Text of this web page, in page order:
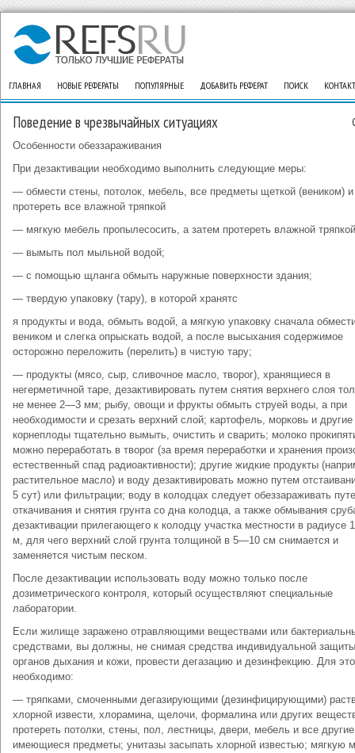
ГЛАВНАЯ НОВЫЕ РЕФЕРАТЫ ПОПУЛЯРНЫЕ ДОБАВИТЬ РЕФЕРАТ ПОИСК
Поведение в чрезвычайных ситуациях
Особенности обеззараживания
При дезактивации необходимо выполнить следующие меры:
— обмести стены, потолок, мебель, все предметы щеткой (веником) и
протереть все влажной тряпкой
— мягкую мебель пропылесосить, а затем протереть влажной
— вымыть пол мыльной водой;
— с помощью щланга обмыть наружные поверхности здания;
— твердую упаковку (тару), в которой хранятс
я продукты и вода, обмыть водой, а мягкую упаковку сначала
веником и слегка опрыскать водой, а после высыхания содержимое
осторожно переложить (перелить) в чистую тару;
— продукты (мясо, сыр, сливочное масло, творог), хранящиеся в
негерметичной таре, дезактивировать путем снятия верхнего слоя
не менее 2—3 мм; рыбу, овощи и фрукты обмыть струей воды, а при
необходимости и срезать верхний слой; картофель, морковь и другие
корнеплоды тщательно вымыть, очистить и сварить; молоко
можно переработать в творог (за время переработки и хранения
естественный спад радиоактивности); другие жидкие продукты
растительное масло) и воду дезактивировать можно путем
5 сут) или фильтрации; воду в колодцах следует обеззараживать
откачивания и снятия грунта со дна колодца, а также обмывания
дезактивации прилегающего к колодцу участка местности в радиусе
м, для чего верхний слой грунта толщиной в 5—10 см снимается и
заменяется чистым песком.
После дезактивации использовать воду можно только после
дозиметрического контроля, который осуществляют специальные
лаборатории.
Если жилище заражено отравляющими веществами или
средствами, вы должны, не снимая средства индивидуальной защиты
органов дыхания и кожи, провести дегазацию и дезинфекцию. Для
необходимо:
— тряпками, смоченными дегазирующими (дезинфицирующими)
хлорной извести, хлорамина, щелочи, формалина или других
протереть потолки, стены, пол, лестницы, двери, мебель и все другие
имеющиеся предметы; унитазы засыпать хлорной известью; мягкую